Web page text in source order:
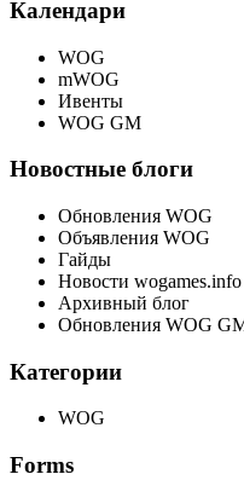
Календари
WOG
mWOG
Ивенты
WOG GM
Новостные блоги
Обновления WOG
Объявления WOG
Гайды
Новости wogames.info
Архивный блог
Обновления WOG
Категории
WOG
Forms